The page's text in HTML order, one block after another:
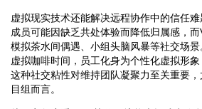
虚拟现实技术还能解决远程协作中的信任难
成员可能因缺乏共处体验而降低归属感，
模拟茶水间偶遇、小组头脑风暴等社交场
虚拟咖啡时间，员工化身为个性化虚拟形象
这种社交粘性对维持团队凝聚力至关重要
目组而言。